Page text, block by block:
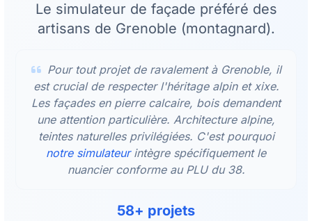
Le simulateur de façade préféré des
artisans de Grenoble (montagnard).
Pour tout projet de ravalement à Grenoble, il
est crucial de respecter l'héritage alpin et xixe.
Les façades en pierre calcaire, bois demandent
une attention particulière. Architecture alpine,
teintes naturelles privilégiées. C'est pourquoi
notre simulateurintègre spécifiquement le
nuancier conforme au PLU du 38.
58+ projets